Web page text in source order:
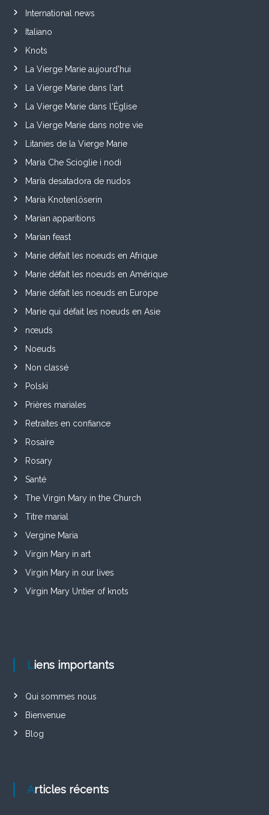
International news
Italiano
Knots
La Vierge Marie aujourd'hui
La Vierge Marie dans l'art
La Vierge Marie dans l'Église
La Vierge Marie dans notre vie
Litanies de la Vierge Marie
Maria Che Scioglie i nodi
María desatadora de nudos
Maria Knotenlöserin
Marian apparitions
Marian feast
Marie défait les noeuds en Afrique
Marie défait les noeuds en Amérique
Marie défait les noeuds en Europe
Marie qui défait les noeuds en Asie
nœuds
Noeuds
Non classé
Polski
Prières mariales
Retraites en confiance
Rosaire
Rosary
Santé
The Virgin Mary in the Church
Titre marial
Vergine Maria
Virgin Mary in art
Virgin Mary in our lives
Virgin Mary Untier of knots
Liens importants
Qui sommes nous
Bienvenue
Blog
Articles récents